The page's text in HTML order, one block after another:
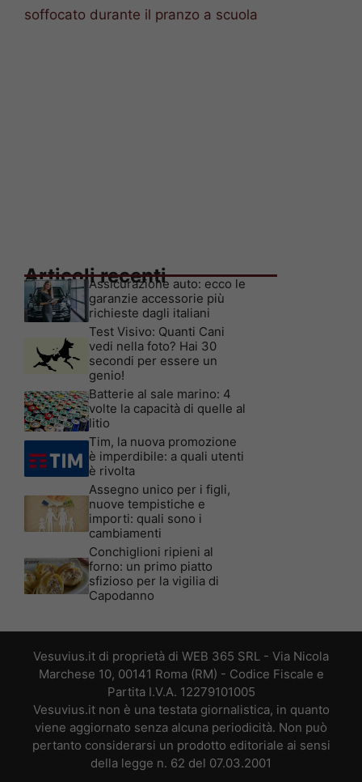
soffocato durante il pranzo a scuola
Articoli recenti
Assicurazione auto: ecco le
garanzie accessorie più
richieste dagli italiani
Test Visivo: Quanti Cani
vedi nella foto? Hai 30
secondi per essere un
genio!
Batterie al sale marino: 4
volte la capacità di quelle al
litio
Tim, la nuova promozione
è imperdibile: a quali utenti
è rivolta
Assegno unico per i figli,
nuove tempistiche e
importi: quali sono i
cambiamenti
Conchiglioni ripieni al
forno: un primo piatto
sfizioso per la vigilia di
Capodanno
Vesuvius.it di proprietà di WEB 365 SRL - Via Nicola
Marchese 10, 00141 Roma (RM) - Codice Fiscale e
Partita I.V.A. 12279101005
Vesuvius.it non è una testata giornalistica, in quanto
viene aggiornato senza alcuna periodicità. Non può
pertanto considerarsi un prodotto editoriale ai sensi
della legge n. 62 del 07.03.2001